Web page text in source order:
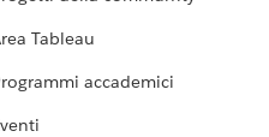
Tableau
accademici